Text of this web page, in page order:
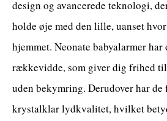
design og avancerede teknologi,
holde øje med den lille, uanset
hjemmet. Neonate babyalarmer har
rækkevidde, som giver dig frihed
uden bekymring. Derudover har de
krystalklar lydkvalitet, hvilket